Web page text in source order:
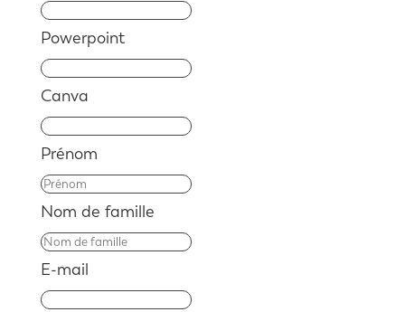
Powerpoint
Canva
Prénom
Nom de famille
E-mail